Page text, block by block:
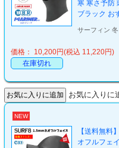
寒 寒さ予防
ブラック お
サーフィン
価格： 10,200円(税込 11,220円)
在庫切れ
お気に入りに
NEW
【送料無料
オフルフェ